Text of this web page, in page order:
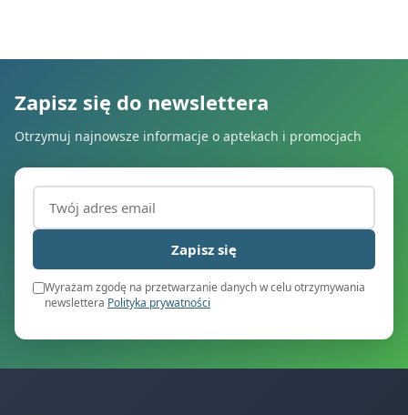
Zapisz się do newslettera
Otrzymuj najnowsze informacje o aptekach i promocjach
Adres email (wymagany)
Zapisz się
Wyrażam zgodę na przetwarzanie danych w celu otrzymywania
newslettera Polityka prywatności